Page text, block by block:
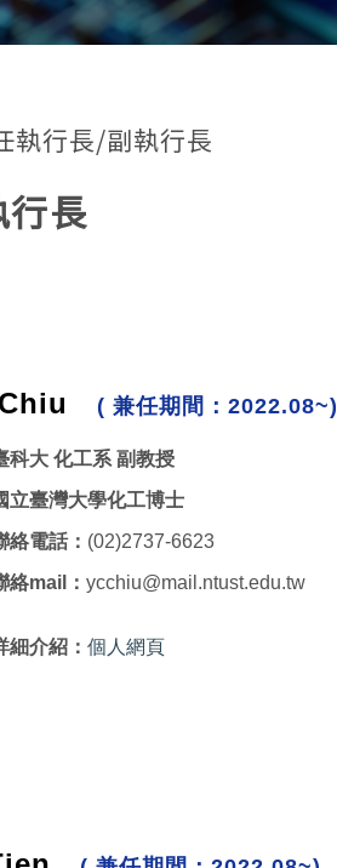
執行長/副執行長
長
Chiu ( 兼任期間：2022.08~)
科大 化工系 副教授
立臺灣大學化工博士
絡電話： (02)2737-6623
絡mail： ycchiu@mail.ntust.edu.tw
細介紹： 個人網頁